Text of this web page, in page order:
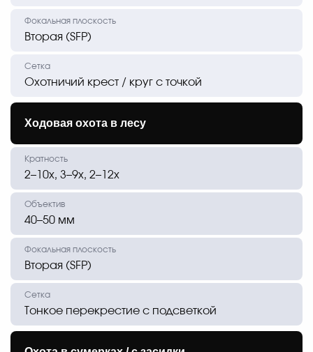
Вторая (SFP)
Охотничий крест / круг с точкой
Ходовая охота в лесу
2–10х, 3–9х, 2–12х
40–50 мм
Вторая (SFP)
Тонкое перекрестие с подсветкой